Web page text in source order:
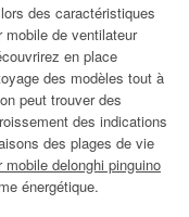
des caractéristiques
mobile de ventilateur
en place
des modèles tout à
peut trouver des
des indications
des plages de vie
delonghi pinguino
énergétique.